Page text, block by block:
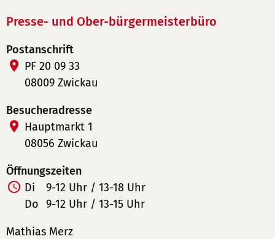
Presse- und Ober-bürgermeisterbüro
Postanschrift
PF 20 09 33
08009 Zwickau
Besucheradresse
Hauptmarkt 1
08056 Zwickau
Öffnungszeiten
Di
9-12 Uhr / 13-18 Uhr
Do 9-12 Uhr / 13-15 Uhr
Mathias Merz